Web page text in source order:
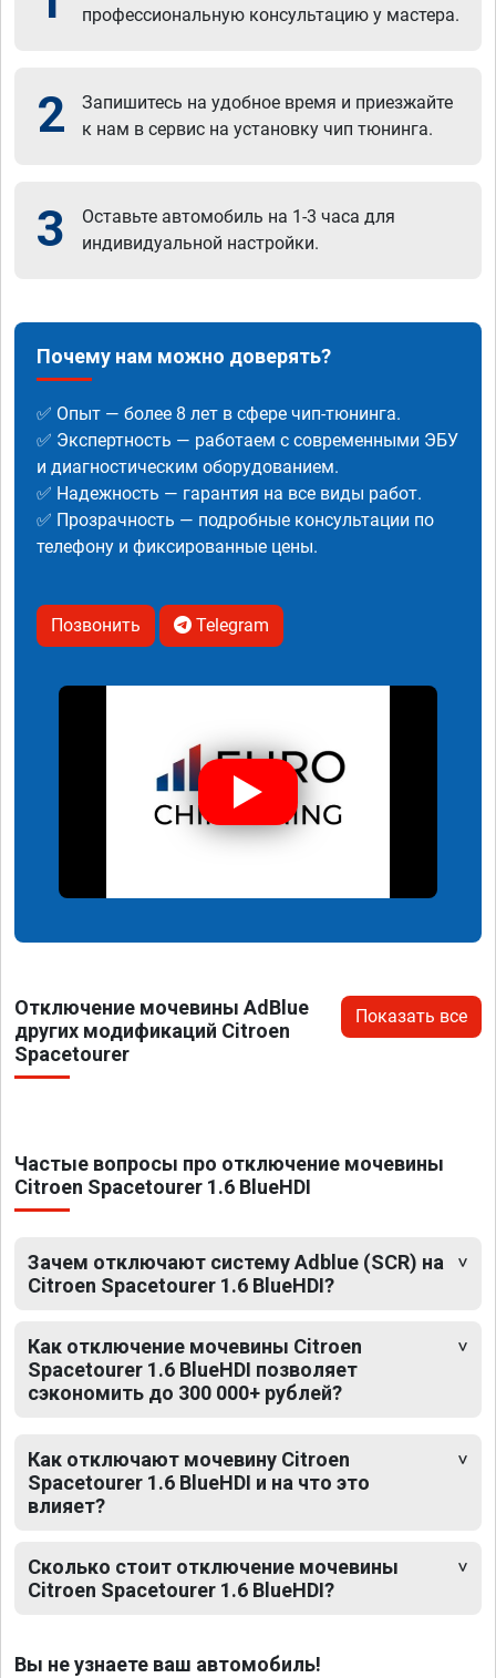
профессиональную консультацию у мастера.
2
Запишитесь на удобное время и приезжайте
к нам в сервис на установку чип тюнинга.
3
Оставьте автомобиль на 1-3 часа для
индивидуальной настройки.
Почему нам можно доверять?
✅ Опыт — более 8 лет в сфере чип-тюнинга.
✅ Экспертность — работаем с современными ЭБУ
и диагностическим оборудованием.
✅ Надежность — гарантия на все виды работ.
✅ Прозрачность — подробные консультации по
телефону и фиксированные цены.
Позвонить Telegram
Отключение мочевины AdBlue
других модификаций Citroen
Spacetourer
Показать все
Частые вопросы про отключение мочевины
Citroen Spacetourer 1.6 BlueHDI
Зачем отключают систему Adblue (SCR) на
Citroen Spacetourer 1.6 BlueHDI?
Как отключение мочевины Citroen
Spacetourer 1.6 BlueHDI позволяет
сэкономить до 300 000+ рублей?
Как отключают мочевину Citroen
Spacetourer 1.6 BlueHDI и на что это
влияет?
Сколько стоит отключение мочевины
Citroen Spacetourer 1.6 BlueHDI?
Вы не узнаете ваш автомобиль!